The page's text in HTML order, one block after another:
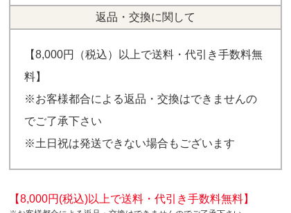
返品・交換に関して
【8,000円（税込）以上で送料・代引き手数料無
料】
※お客様都合による返品・交換はできませんの
でご了承下さい
※土日祝は発送できない場合もございます
【8,000円(税込)以上で送料・代引き手数料無料】